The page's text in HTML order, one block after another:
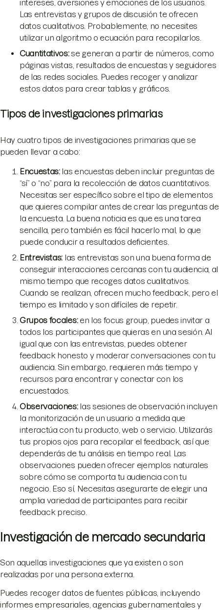
intereses, aversiones y emociones de los usuarios.
Las entrevistas y grupos de discusión te ofrecen
datos cualitativos. Probablemente, no necesites
utilizar un algoritmo o ecuación para recopilarlos.
Cuantitativos:se generan a partir de números, como
páginas vistas, resultados de encuestas y seguidores
de las redes sociales. Puedes recoger y analizar
estos datos para crear tablas y gráficos.
Tipos de investigaciones primarias
Hay cuatro tipos de investigaciones primarias que se
pueden llevar a cabo:
Encuestas:las encuestas deben incluir preguntas de
“sí” o “no” para la recolección de datos cuantitativos.
Necesitas ser específico sobre el tipo de elementos
que quieres compilar antes de crear las preguntas de
la encuesta. La buena noticia es que es una tarea
sencilla, pero también es fácil hacerlo mal, lo que
puede conducir a resultados deficientes.
Entrevistas: las entrevistas son una buena forma de
conseguir interacciones cercanas con tu audiencia, al
mismo tiempo que recoges datos cualitativos.
Cuando se realizan, ofrecen mucho feedback, pero el
tiempo es limitado y son difíciles de repetir.
Grupos focales:en los focus group, puedes invitar a
todos los participantes que quieras en una sesión. Al
igual que con las entrevistas, puedes obtener
feedback honesto y moderar conversaciones con tu
audiencia. Sin embargo, requieren más tiempo y
recursos para encontrar y conectar con los
encuestados.
Observaciones:las sesiones de observación incluyen
la monitorización de un usuario a medida que
interactúa con tu producto, web o servicio. Utilizarás
tus propios ojos para recopilar el feedback, así que
dependerás de tu análisis en tiempo real. Las
observaciones pueden ofrecer ejemplos naturales
sobre cómo se comporta tu audiencia con tu
negocio. Eso sí, Necesitas asegurarte de elegir una
amplia variedad de participantes para recibir
feedback preciso.
Investigación de mercado secundaria
Son aquellas investigaciones que ya existen o son
realizadas por una persona externa.
Puedes recoger datos de fuentes públicas, incluyendo
informes empresariales, agencias gubernamentales y